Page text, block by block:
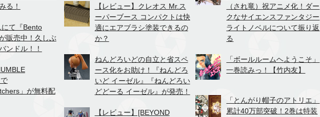
る！
にて『Bento
販売中！久しぶ
ンドル！！
」が無料配
【レビュー】クレオス Mr.ス
ーパーブース コンパクトは快
適にエアブラシ塗装できるの
か？
ねんどろいどの自立と省スペ
ース化をお助け！『ねんどろ
いど イーゼル』『ねんどろい
どどーる イーゼル』が発売！
【レビュー】[BEYOND
（され竜）祝アニメ化！ダー
クなサイエンスファンタジー
ライトノベルについて振り返
る
「ボールルームヘようこそ」
一巻読みっ！【竹内友】
「とんがり帽子のアトリエ」
累計40万部突破！2巻は特装